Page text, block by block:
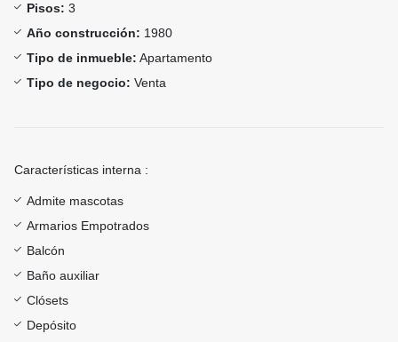
Pisos: 3
Año construcción: 1980
Tipo de inmueble: Apartamento
Tipo de negocio: Venta
Características interna :
Admite mascotas
Armarios Empotrados
Balcón
Baño auxiliar
Clósets
Depósito